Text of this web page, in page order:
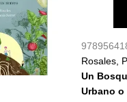
Rosales,
Un
Urbano o